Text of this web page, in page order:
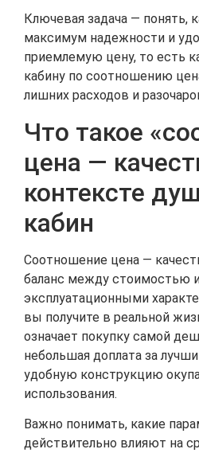
Ключевая задача — понять,
максимум надежности и
приемлемую цену, то есть
кабину по соотношению
лишних расходов и
Что такое
цена —
контексте
кабин
Соотношение цена —
баланс между стоимостью
эксплуатационными
вы получите в реальной
означает покупку самой
небольшая доплата за
удобную конструкцию
использования.
Важно понимать, какие
действительно влияют на